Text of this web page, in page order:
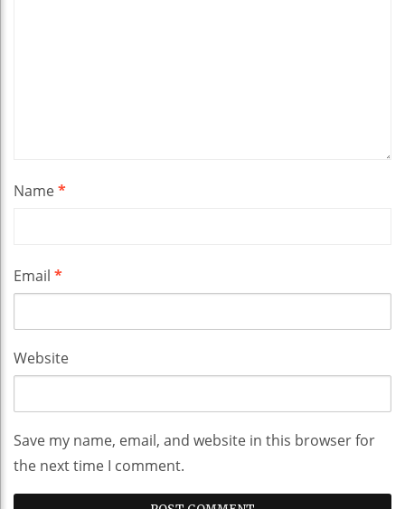
Name*
Email *
Website
Save my name, email, and website in this browser for
the next time I comment.